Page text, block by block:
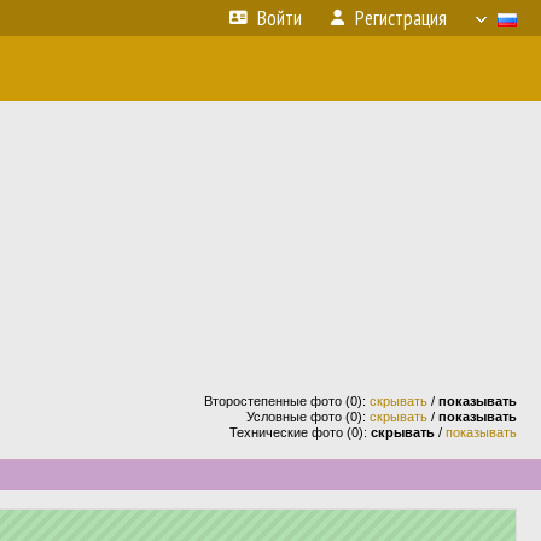
Войти Регистрация
Второстепенные фото (0): скрывать / показывать
Условные фото (0): скрывать / показывать
Технические фото (0): скрывать / показывать